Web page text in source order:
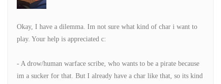
Okay, I have a dilemma. Im not sure what kind of char i want to
play. Your help is appreciated c:
- A drow/human warface scribe, who wants to be a pirate because
im a sucker for that. But I already have a char like that, so its kind